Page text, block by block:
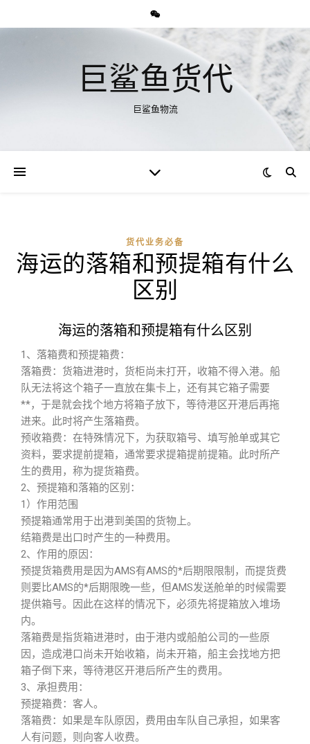
巨鲨鱼货代
巨鲨鱼物流
货代业务必备
海运的落箱和预提箱有什么
区别
海运的落箱和预提箱有什么区别
1、落箱费和预提箱费：
落箱费：货箱进港时，货柜尚未打开，收箱不得入港。船
队无法将这个箱子一直放在集卡上，还有其它箱子需要
**，于是就会找个地方将箱子放下，等待港区开港后再拖
进来。此时将产生落箱费。
预收箱费：在特殊情况下，为获取箱号、填写舱单或其它
资料，要求提前提箱，通常要求提箱提前提箱。此时所产
生的费用，称为提货箱费。
2、预提箱和落箱的区别：
1）作用范围
预提箱通常用于出港到美国的货物上。
结箱费是出口时产生的一种费用。
2、作用的原因：
预提货箱费用是因为AMS有AMS的*后期限限制，而提货费
则要比AMS的*后期限晚一些，但AMS发送舱单的时候需要
提供箱号。因此在这样的情况下，必须先将提箱放入堆场
内。
落箱费是指货箱进港时，由于港内或船舶公司的一些原
因，造成港口尚未开始收箱，尚未开箱，船主会找地方把
箱子倒下来，等待港区开港后所产生的费用。
3、承担费用：
预提箱费：客人。
落箱费：如果是车队原因，费用由车队自己承担，如果客
人有问题，则向客人收费。